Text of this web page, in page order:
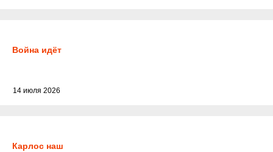
Война идёт
14 июля 2026
Карлос наш